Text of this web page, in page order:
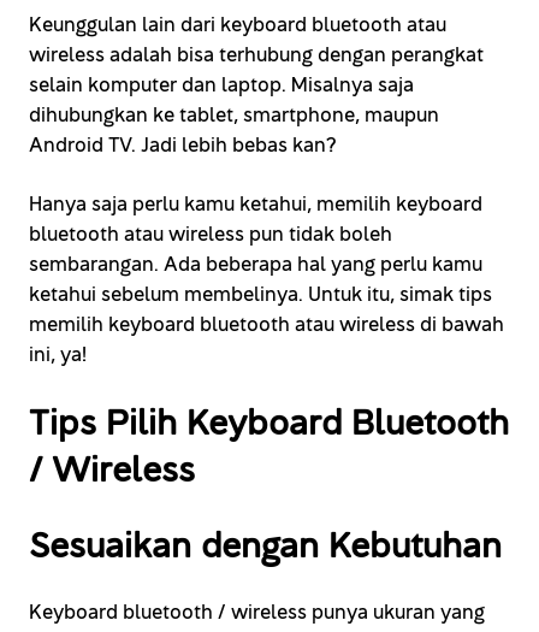
Keunggulan lain dari keyboard bluetooth atau
wireless adalah bisa terhubung dengan perangkat
selain komputer dan laptop. Misalnya saja
dihubungkan ke tablet, smartphone, maupun
Android TV. Jadi lebih bebas kan?
Hanya saja perlu kamu ketahui, memilih keyboard
bluetooth atau wireless pun tidak boleh
sembarangan. Ada beberapa hal yang perlu kamu
ketahui sebelum membelinya. Untuk itu, simak tips
memilih keyboard bluetooth atau wireless di bawah
ini, ya!
Tips Pilih Keyboard Bluetooth
/ Wireless
Sesuaikan dengan Kebutuhan
Keyboard bluetooth / wireless punya ukuran yang